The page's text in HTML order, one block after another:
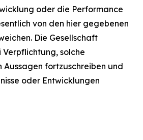
oder die Performance
von den hier gegebenen
Die Gesellschaft
solche
fortzuschreiben und
oder Entwicklungen